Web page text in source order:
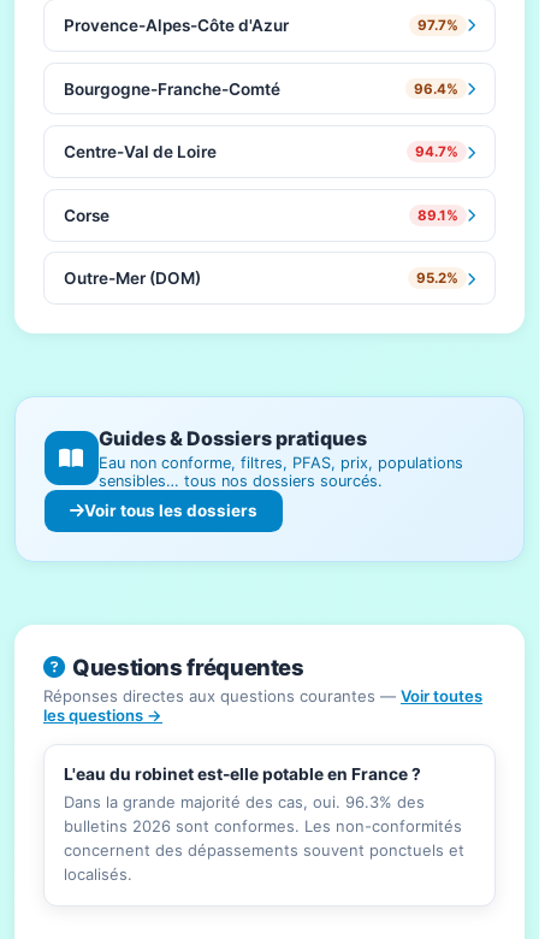
Provence-Alpes-Côte d'Azur 97.7%
Bourgogne-Franche-Comté 96.4%
Centre-Val de Loire 94.7%
Corse 89.1%
Outre-Mer (DOM) 95.2%
Guides & Dossiers pratiques
Eau non conforme, filtres, PFAS, prix, populations
sensibles… tous nos dossiers sourcés.
Voir tous les dossiers
Questions fréquentes
Réponses directes aux questions courantes — Voir toutes
les questions →
L'eau du robinet est-elle potable en France ?
Dans la grande majorité des cas, oui. 96.3% des
bulletins 2026 sont conformes. Les non-conformités
concernent des dépassements souvent ponctuels et
localisés.